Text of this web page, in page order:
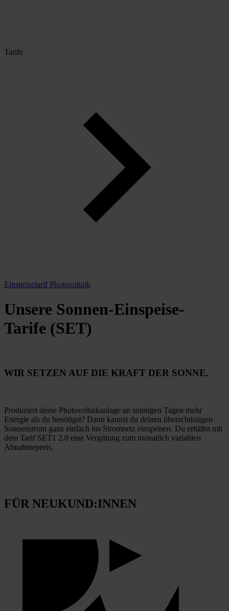
Tarife
Einspeisetarif Photovoltaik
Unsere Sonnen-Einspeise-
Tarife (SET)
WIR SETZEN AUF DIE KRAFT DER SONNE.
Produziert deine Photovoltaikanlage an sonnigen Tagen mehr
Energie als du benötigst? Dann kannst du deinen überschüssigen
Sonnenstrom ganz einfach ins Stromnetz einspeisen. Du erhältst mit
dem Tarif SET1 2.0 eine Vergütung zum monatlich variablen
Abnahmepreis.
FÜR NEUKUND:INNEN